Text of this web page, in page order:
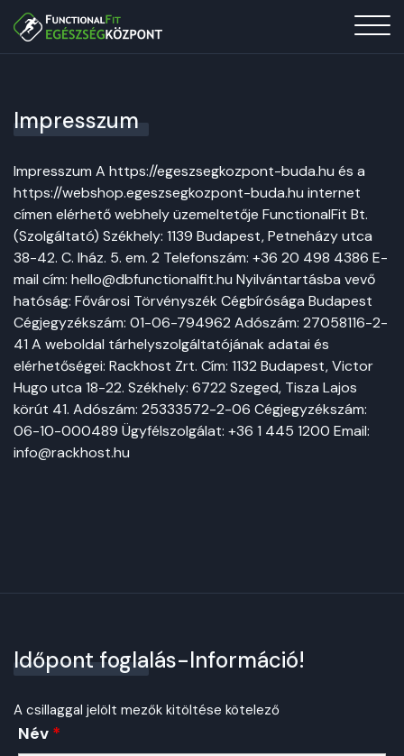
Impresszum
Impresszum A https://egeszsegkozpont-buda.hu és a
https://webshop.egeszsegkozpont-buda.hu internet
címen elérhető webhely üzemeltetője FunctionalFit Bt.
(Szolgáltató) Székhely: 1139 Budapest, Petneházy utca
38-42. C. lház. 5. em. 2 Telefonszám: +36 20 498 4386 E-
mail cím: hello@dbfunctionalfit.hu Nyilvántartásba vevő
hatóság: Fővárosi Törvényszék Cégbírósága Budapest
Cégjegyzékszám: 01-06-794962 Adószám: 27058116-2-
41 A weboldal tárhelyszolgáltatójának adatai és
elérhetőségei: Rackhost Zrt. Cím: 1132 Budapest, Victor
Hugo utca 18-22. Székhely: 6722 Szeged, Tisza Lajos
körút 41. Adószám: 25333572-2-06 Cégjegyzékszám:
06-10-000489 Ügyfélszolgálat: +36 1 445 1200 Email:
info@rackhost.hu
Időpont foglalás-Információ!
A csillaggal jelölt mezők kitöltése kötelező
Név *